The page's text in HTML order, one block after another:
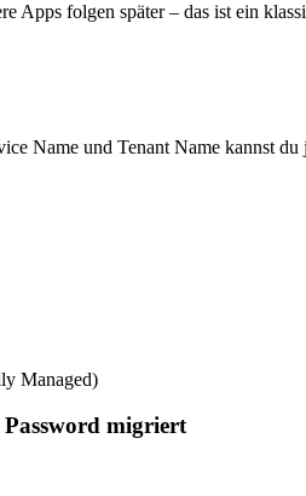
Apps folgen später – das ist ein
Name und Tenant Name kannst du
Managed)
migriert